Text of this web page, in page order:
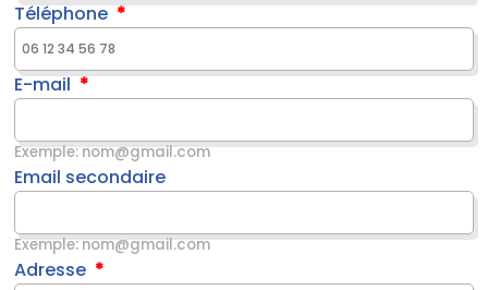
Téléphone
E-mail
Exemple: nom@gmail.com
Email secondaire
Exemple: nom@gmail.com
Adresse